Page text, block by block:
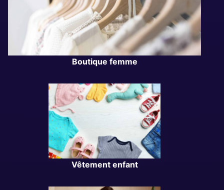
Boutique femme
Vêtement enfant